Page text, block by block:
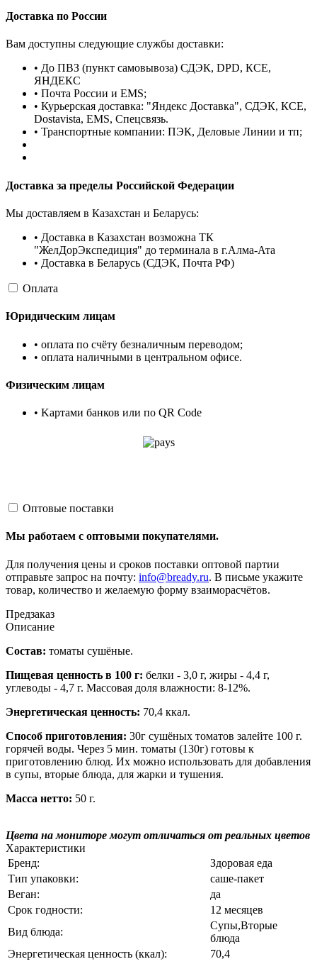
Доставка по России
Вам доступны следующие службы доставки:
• До ПВЗ (пункт самовывоза) СДЭК, DPD, КСЕ,
ЯНДЕКС
• Почта России и EMS;
• Курьерская доставка: "Яндекс Доставка", СДЭК, КСЕ,
Dostavista, EMS, Спецсвязь.
• Транспортные компании: ПЭК, Деловые Линии и тп;
Доставка за пределы Российской Федерации
Мы доставляем в Казахстан и Беларусь:
• Доставка в Казахстан возможна ТК
"ЖелДорЭкспедиция" до терминала в г.Алма-Ата
• Доставка в Беларусь (СДЭК, Почта РФ)
Оплата
Юридическим лицам
• оплата по счёту безналичным переводом;
• оплата наличными в центральном офисе.
Физическим лицам
• Kартами банков или по QR Code
Оптовые поставки
Мы работаем с оптовыми покупателями.
Для получения цены и сроков поставки оптовой партии
отправьте запрос на почту: info@bready.ru. В письме укажите
товар, количество и желаемую форму взаиморасчётов.
Предзаказ
Описание
Состав: томаты сушёные.
Пищевая ценность в 100 г: белки - 3,0 г, жиры - 4,4 г,
углеводы - 4,7 г. Массовая доля влажности: 8-12%.
Энергетическая ценность: 70,4 ккал.
Способ приготовления: 30г сушёных томатов залейте 100 г.
горячей воды. Через 5 мин. томаты (130г) готовы к
приготовлению блюд. Их можно использовать для добавления
в супы, вторые блюда, для жарки и тушения.
Масса нетто: 50 г.
Цвета на мониторе могут отличаться от реальных цветов
Характеристики
Бренд:
Здоровая еда
Тип упаковки:
саше-пакет
Веган:
да
Срок годности:
12 месяцев
Вид блюда:
Супы,Вторые
блюда
Энергетическая ценность (ккал):
70,4